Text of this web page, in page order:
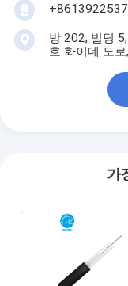
방 202, 빌딩
호 화이데 도
가